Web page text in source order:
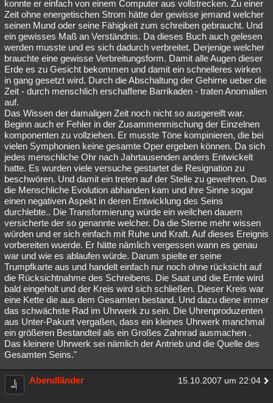
konnte er einfach von einem Computer aus vollstrecken. Zu einer
Zeit ohne energetischen Strom hätte der gewisse jemand welcher
seinen Mund oder seine Fähigkeit zum schreiben gebraucht. Und
ein gewisses Maß an Verständnis. Da dieses Buch auch gelesen
werden musste und es sich dadurch verbreitet. Derjenige welcher
brauchte eine gewisse Verbreitungsform. Damit alle Augen dieser
Erde es zu Gesicht bekommen und damit ein schnelleres wirken
in gang gesetzt wird. Durch die Abschaltung der Gehirne ueber die
Zeit - durch menschlich erschaffene Barrikaden - traten Anomalien
auf.
Das Wissen der damaligen Zeit noch nicht so ausgereift war.
Beginn auch er Fehler in der Zusammenmischung der Einzelnen
komponenten zu vollziehen. Er musste Töne kompinieren, die bei
vielen Symphonien keine gesamte Oper ergeben können. Da sich
jedes menschliche Ohr nach Jahrtausenden anders Entwickelt
hatte. Es wurden viele versuche gestartet die Resignation zu
beschwören. Und damit ein treten auf der Stelle zu gewehren. Das
die Menschliche Evolution abhanden kam und ihre Sinne sogar
einen negativen Aspekt in deren Entwicklung des Seins
durchlebte.. Die Transformierung würde ein weilchen dauern
versicherte der so genannte welcher. Da die Sterne mehr wissen
würden und er sich einfach mit Ruhe und Kraft. Auf dieses Ereignis
vorbereiten wuerde. Er hätte nämlich vergessen wann es genau
war und wie es ablaufen würde. Darum spielte er seine
Trumpfkarte aus und handelt einfach nur noch ohne rücksicht auf
die Rücksichtnahme des Schreibens. Die Saat und die Ernte wird
bald eingeholt und der Kreis wird sich schließen. Dieser Kreis war
eine Kette die aus dem Gesamten bestand. Und dazu diene immer
das schwächste Rad im Uhrwerk zu sein. Die Uhrenproduzenten
aus Unter-Pakunt vergaßen, dass ein kleines Uhrwerk manchmal
ein größeren Bestandteil als ein Großes Zahnrad ausmachen .
Das kleinere Uhrwerk sei nämlich der Antrieb und die Quelle des
Gesamten Seins."
Abendländer 15.10.2007 um 22:04